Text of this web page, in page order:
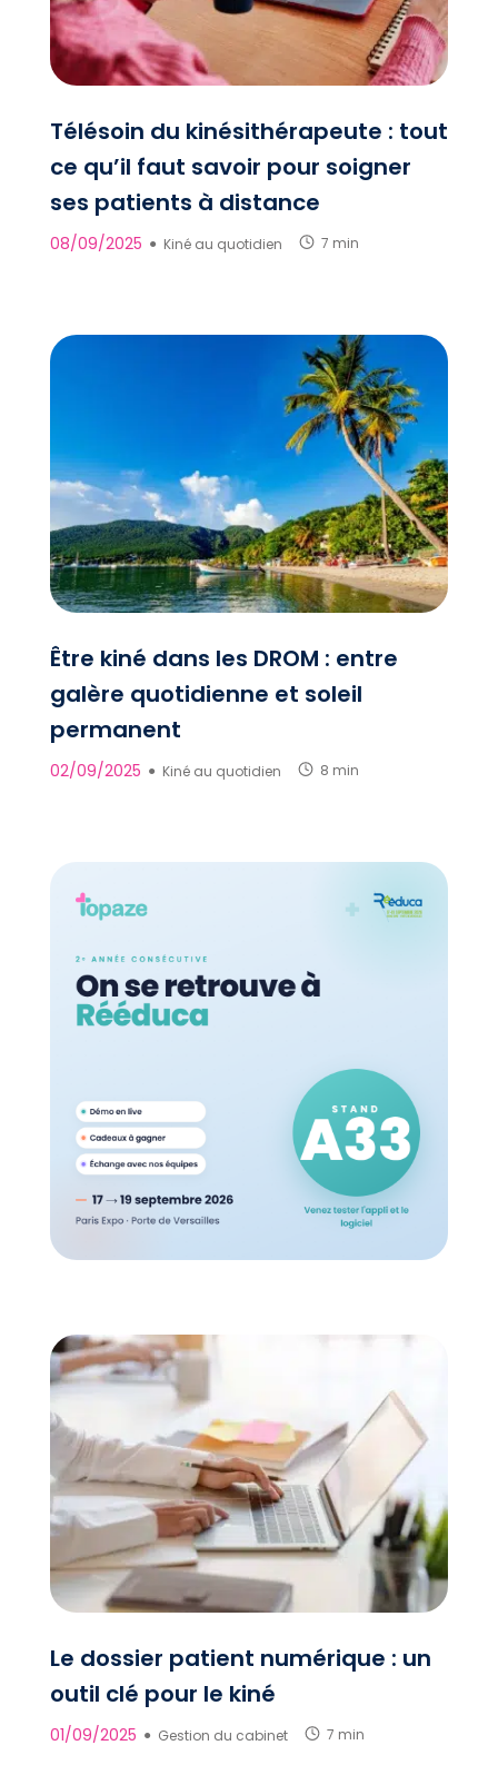
Télésoin du kinésithérapeute : tout
ce qu’il faut savoir pour soigner
ses patients à distance
08/09/2025 ● Kiné au quotidien 7 min
Être kiné dans les DROM : entre
galère quotidienne et soleil
permanent
02/09/2025 ● Kiné au quotidien 8 min
Le dossier patient numérique : un
outil clé pour le kiné
01/09/2025 ● Gestion du cabinet 7 min